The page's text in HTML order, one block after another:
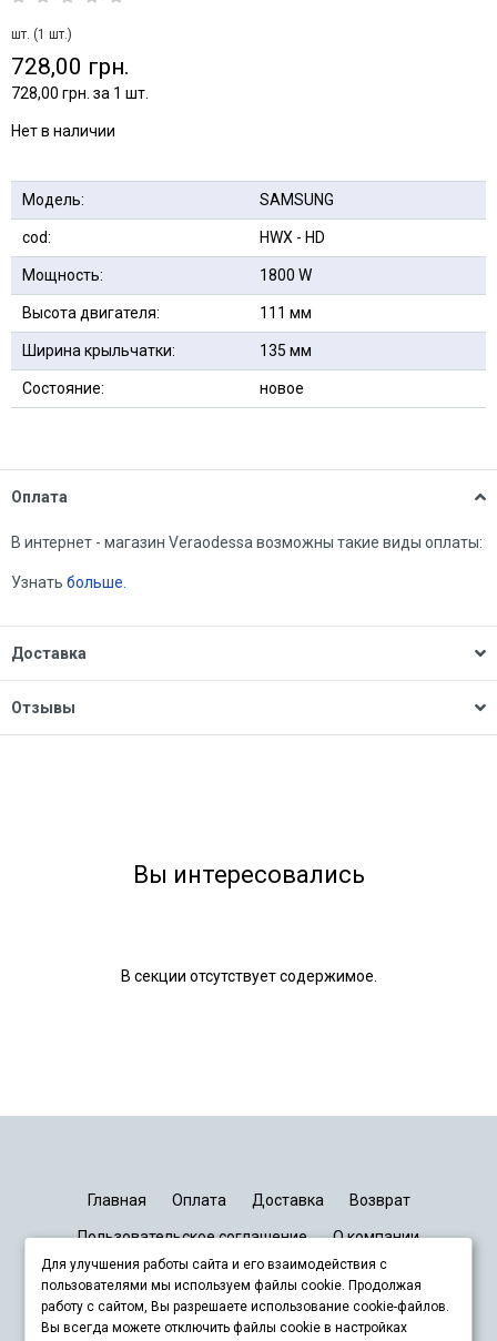
шт. (1 шт.)
728,00 грн.
728,00 грн. за 1 шт.
Нет в наличии
Модель: SAMSUNG
cod: HWX - HD
Мощность: 1800 W
Высота двигателя: 111 мм
Ширина крыльчатки: 135 мм
Состояние: новое
Оплата
В интернет - магазин Veraodessa возможны такие виды оплаты:
Узнать больше.
Доставка
Отзывы
Вы интересовались
В секции отсутствует содержимое.
Главная Оплата Доставка Возврат
Пользовательское соглашение О компании
График работы Киев Днепр Запорожье
+380678833929
Для улучшения работы сайта и его взаимодействия с
пользователями мы используем файлы cookie. Продолжая
работу с сайтом, Вы разрешаете использование cookie-файлов.
Вы всегда можете отключить файлы cookie в настройках